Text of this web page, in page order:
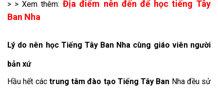
> > Xem thêm: Địa điểm nên đến để học tiếng Tây
Ban Nha
Lý do nên học Tiếng Tây Ban Nha cùng giáo viên người
bản xứ
Hầu hết cáctrung tâm đào tạo Tiếng Tây Ban Nha đều sử